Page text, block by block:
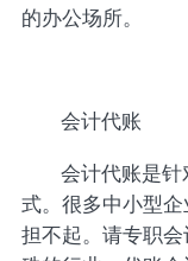
的办公场所。
会计代账
会计代账是
式。很多中小型
担不起。请专职